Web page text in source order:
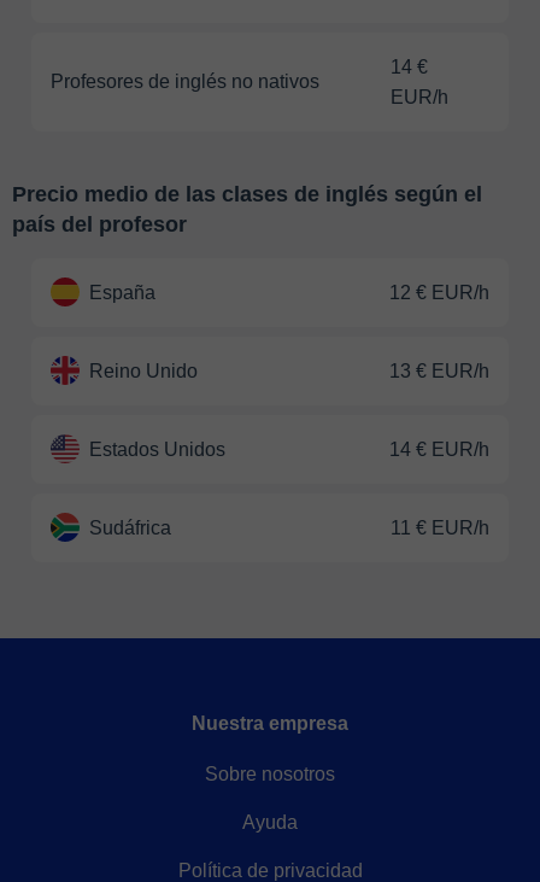
Profesores de inglés no nativos
14 €
EUR/h
Precio medio de las clases de inglés según el
país del profesor
España 12 € EUR/h
Reino Unido 13 € EUR/h
Estados Unidos 14 € EUR/h
Sudáfrica 11 € EUR/h
Nuestra empresa
Sobre nosotros
Ayuda
Política de privacidad